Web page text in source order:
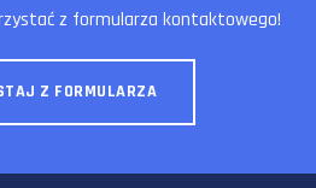
z formularza kontaktowego!
Z FORMULARZA